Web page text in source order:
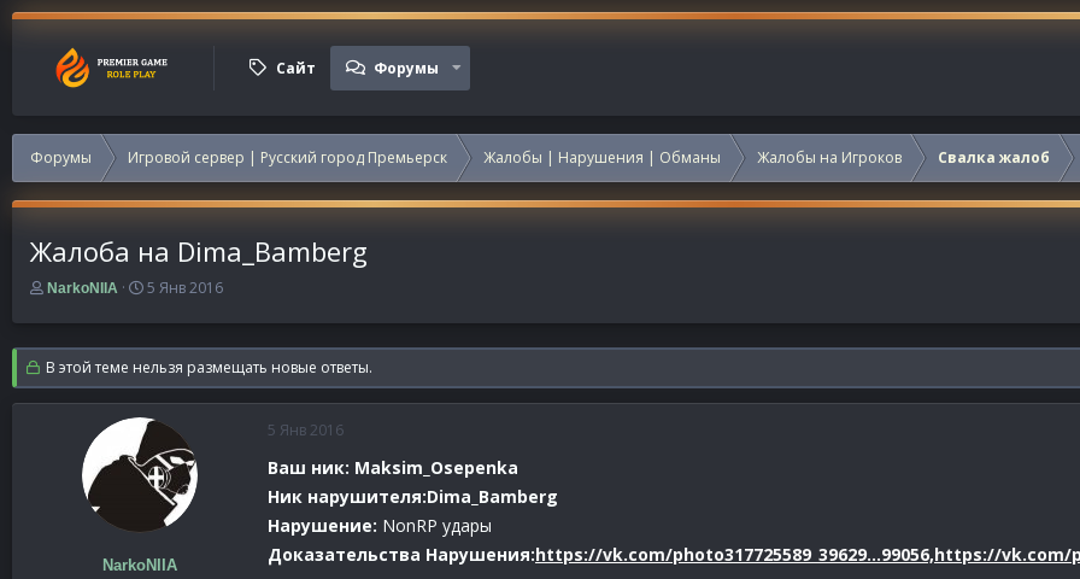
Сайт Форумы
Форумы Игровой сервер | Русский город Премьерск Жалобы | Нарушения | Обманы Жалобы на Игроков Свалка жалоб
Жалоба на Dima_Bamberg
А
т
о
р
т
NarkoNIIA
Д
т
а
н
а
ч
л
а
5 Янв 2016
В этой теме нельзя размещать новые ответы.
NarkoNIIA
5 Янв 2016
Ваш ник: Maksim_Osepenka
Ник нарушителя:Dima_Bamberg
Нарушение: NonRP удары
Доказательства Нарушения:https://vk.com/photo317725589_39629...99056,https://vk.com/